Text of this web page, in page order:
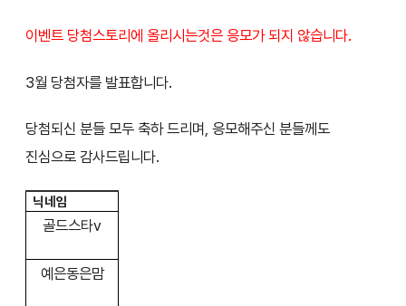
이벤트 당첨스토리에 올리시는것은 응모가 되지 않습니다.
3월 당첨자를 발표합니다.
당첨되신 분들 모두 축하 드리며, 응모해주신 분들께도
진심으로 감사드립니다.
닉네임
골드스타v
예은동은맘